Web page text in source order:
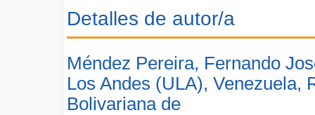
Detalles de autor/a
Méndez Pereira, Fernando
Los Andes (ULA), Venezuela,
Bolivariana de